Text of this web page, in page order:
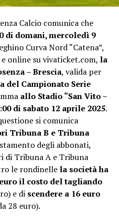
Calcio comunica che
di domani, mercoledì 9
Curva Nord “Catena”,
online su vivaticket.com, la
– Brescia, valida per
del Campionato Serie
allo Stadio “San Vito –
di sabato 12 aprile 2025.
si comunica
Tribuna B e Tribuna
degli abbonati,
di Tribuna A e Tribuna
le rondinellela società ha
il costo del tagliando
e discendere a 16 euro
28 euro).